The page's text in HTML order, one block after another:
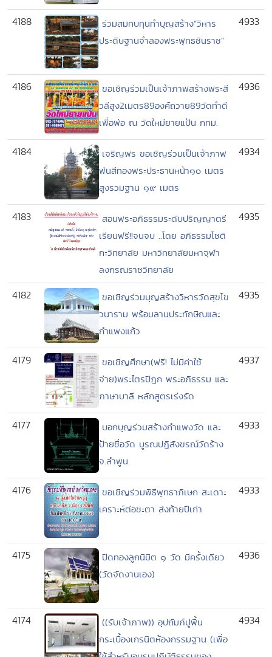
4188
ร่วมสมทบทุนทำบุญสร้าง”วิหาร
ประดิษฐานจำลองพระพุทธชินราช”
4933
4186
ขอเชิญร่วมเป็นเจ้าภาพสร้างพระสี
วลีสูง2เมตร89องค์ถวาย89วัดทำดี
เพื่อพ่อ ณ วัดใหม่ยายแป้น กทม.
4936
4184
เจริญพร ขอเชิญร่วมเป็นเจ้าภาพ
พ่นสีทองพระประธานหน้า๑๐ เมตร
สูงรวมฐาน ๑๙ เมตร
4934
4183
สอนพระอภิธรรมระดับปริญญาตรี
เรียนฟรี!!จนจบ ..โดย อภิธรรมโชติ
กะวิทยาลัย มหาวิทยาลัยมหาจุฬา
ลงกรณราชวิทยาลัย
4935
4182
ขอเชิญร่วมบุญสร้างวิหารวัดสุขโข
วนาราม พร้อมลานประทักษิณและ
กำแพงแก้ว
4935
4179
ขอเชิญศึกษา(ฟรี! ไม่มีค่าใช้
จ่าย)พระไตรปิฎก พระอภิธรรม และ
ภาษาบาลี หลักสูตรเร่งรัด
4937
4177
บอกบุญร่วมสร้างกำแพงวัด และ
ป้ายชื่อวัด บูรณปฏิสังขรณ์วัดร้าง
จ.ลำพูน
4933
4176
ขอเชิญร่วมพิธีพุทธาภิเษก สะเดาะ
เคราะห์ต่อชะตา ส่งท้ายปีเก่า
4933
4175
ปิดทองลูกนิมิต ๑ วัด มีครั้งเดียว
(วัดจัดงานเอง)
4936
4174
((รับเจ้าภาพ)) อุปถัมภ์ปูพื้น
กระเบื้องเกรนิตห้องกรรมฐาน (เพื่อ
4934